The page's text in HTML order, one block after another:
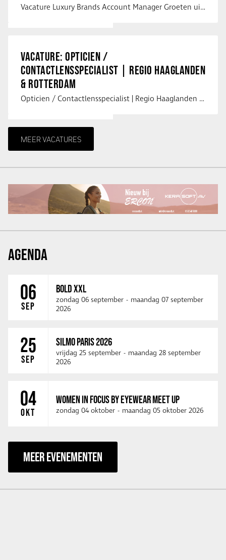
Vacature Luxury Brands Account Manager Groeten uit Spanje! Vanaf mijn …
VACATURE: OPTICIEN /
CONTACTLENSSPECIALIST | REGIO HAAGLANDEN
& ROTTERDAM
Opticien / Contactlensspecialist | Regio Haaglanden & Rotterdam Saludos uit …
MEER VACATURES
AGENDA
06
SEP
BOLD XXL
zondag 06 september - maandag 07 september
2026
25
SEP
SILMO PARIS 2026
vrijdag 25 september - maandag 28 september
2026
04
OKT
WOMEN IN FOCUS BY EYEWEAR MEET UP
zondag 04 oktober - maandag 05 oktober 2026
MEER EVENEMENTEN